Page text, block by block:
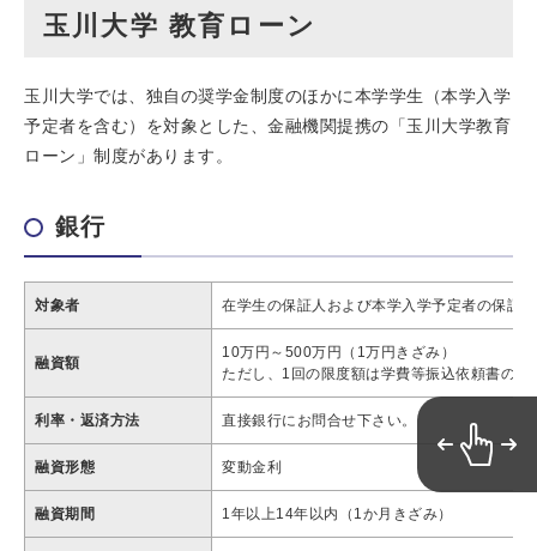
玉川大学 教育ローン
玉川大学では、独自の奨学金制度のほかに本学学生（本学入学
予定者を含む）を対象とした、金融機関提携の「玉川大学教育
ローン」制度があります。
銀行
対象者 在学生の保証人および本学入学予定者の保証
融資額
10万円～500万円（1万円きざみ）
ただし、1回の限度額は学費等振込依頼書の記
利率・返済方法 直接銀行にお問合せ下さい。
融資形態 変動金利
融資期間 1年以上14年以内（1か月きざみ）